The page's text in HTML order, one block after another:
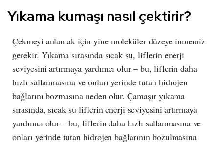
Yıkama kumaşı nasıl çektirir?
Çekmeyi anlamak için yine moleküler düzeye inmemiz
gerekir. Yıkama sırasında sıcak su, liflerin enerji
seviyesini artırmaya yardımcı olur – bu, liflerin daha
hızlı sallanmasına ve onları yerinde tutan hidrojen
bağlarını bozmasına neden olur. Çamaşır yıkama
sırasında, sıcak su liflerin enerji seviyesini artırmaya
yardımcı olur – bu, liflerin daha hızlı sallanmasına ve
onları yerinde tutan hidrojen bağlarının bozulmasına